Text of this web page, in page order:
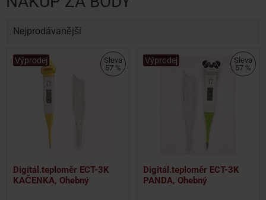
Nejprodávanější
Sleva
57 %
Výprodej
Digitál.teploměr ECT-3K
KAČENKA, Ohebný
Sleva
57 %
Výprodej
Digitál.teploměr ECT-3K
PANDA, Ohebný